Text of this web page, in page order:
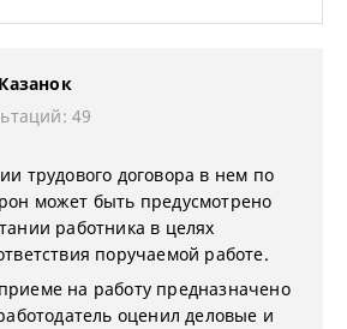
49
трудового договора в нем по
может быть предусмотрено
работника в целях
поручаемой работе.
на работу предназначено
оценил деловые и